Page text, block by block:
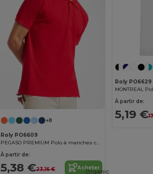
+8
Roly PO6609
PEGASO PREMIUM Polo à manches courtes
À partir de:
5,38 €23,16 € Acheter
Roly PO6629
À partir de:
5,19 €
Organic